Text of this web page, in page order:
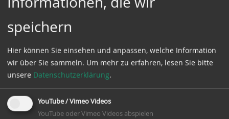
speichern
Hier können Sie einsehen und anpassen, welche Information
wir über Sie sammeln. Um mehr zu erfahren, lesen Sie bitte
unsere Datenschutzerklärung.
YouTube / Vimeo Videos
YouTube oder Vimeo Videos abspielen